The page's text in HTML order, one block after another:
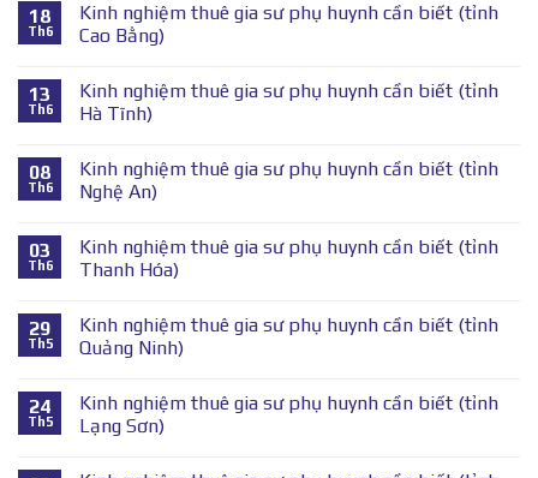
18
Th6
Kinh nghiệm thuê gia sư phụ huynh cần biết (tỉnh
Cao Bằng)
13
Th6
Kinh nghiệm thuê gia sư phụ huynh cần biết (tỉnh
Hà Tĩnh)
08
Th6
Kinh nghiệm thuê gia sư phụ huynh cần biết (tỉnh
Nghệ An)
03
Th6
Kinh nghiệm thuê gia sư phụ huynh cần biết (tỉnh
Thanh Hóa)
29
Th5
Kinh nghiệm thuê gia sư phụ huynh cần biết (tỉnh
Quảng Ninh)
24
Th5
Kinh nghiệm thuê gia sư phụ huynh cần biết (tỉnh
Lạng Sơn)